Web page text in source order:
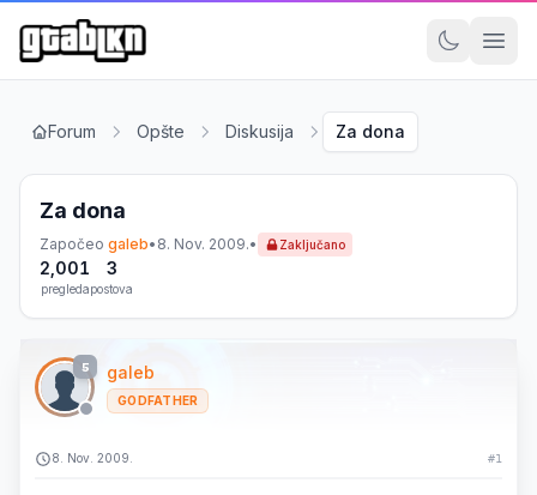
Forum Opšte Diskusija Za dona
Za dona
Započeo galeb• 8. Nov. 2009.• Zaključano
2,001
pregleda
3
postova
5 galeb
GODFATHER
8. Nov. 2009. #1